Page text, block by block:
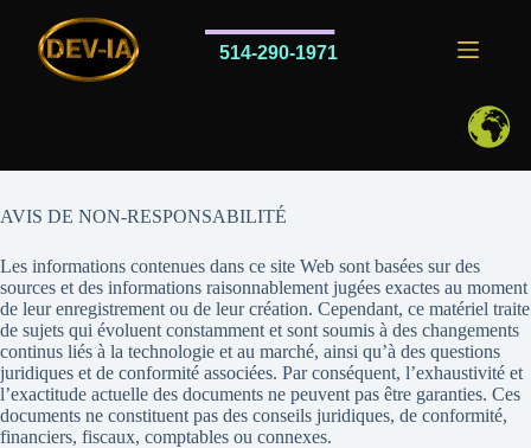
contenu
514-290-1971
AVIS DE NON-RESPONSABILITÉ
Les informations contenues dans ce site Web sont basées sur des
sources et des informations raisonnablement jugées exactes au moment
de leur enregistrement ou de leur création. Cependant, ce matériel traite
de sujets qui évoluent constamment et sont soumis à des changements
continus liés à la technologie et au marché, ainsi qu’à des questions
juridiques et de conformité associées. Par conséquent, l’exhaustivité et
l’exactitude actuelle des documents ne peuvent pas être garanties. Ces
documents ne constituent pas des conseils juridiques, de conformité,
financiers, fiscaux, comptables ou connexes.